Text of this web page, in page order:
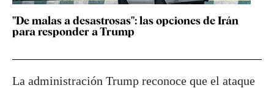
"De malas a desastrosas": las opciones de Irán
para responder a Trump
La administración Trump reconoce que el ataque